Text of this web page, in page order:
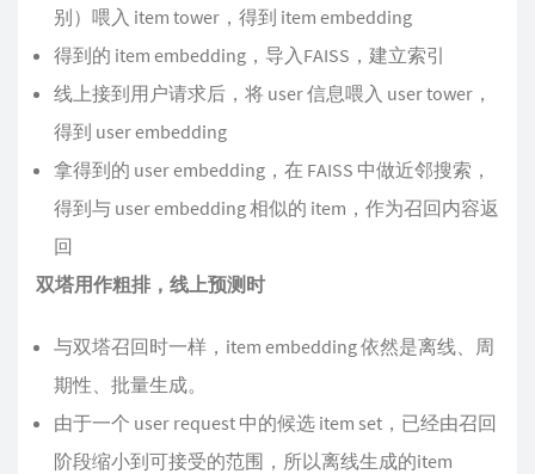
别）喂入 item tower，得到 item embedding
得到的 item embedding，导入FAISS，建立索引
线上接到用户请求后，将 user 信息喂入 user tower，
得到 user embedding
拿得到的 user embedding，在 FAISS 中做近邻搜索，
得到与 user embedding 相似的 item，作为召回内容返
回
双塔用作粗排，线上预测时
与双塔召回时一样，item embedding 依然是离线、周
期性、批量生成。
由于一个 user request 中的候选 item set，已经由召回
阶段缩小到可接受的范围，所以离线生成的item